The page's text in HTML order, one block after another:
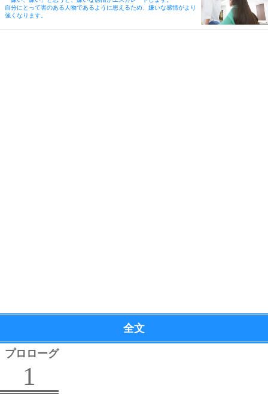
自分にとって害のある人物であるように思えるため、嫌いな感情がより
強くなります。
全文
プロローグ
1